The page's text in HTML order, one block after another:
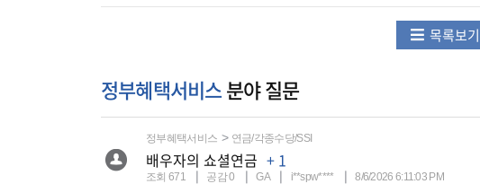
목록보기
정부혜택서비스분야 질문
정부혜택서비스 연금/각종수당/SSI
배우자의 쇼셜연금 + 1
조회 671 공감 0 GA i**spw**** 8/6/2026 6:11:03 PM